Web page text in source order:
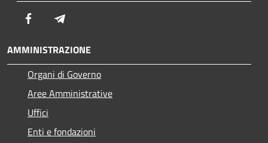
Facebook
AMMINISTRAZIONE
Organi di Governo
Aree Amministrative
Uffici
Enti e fondazioni